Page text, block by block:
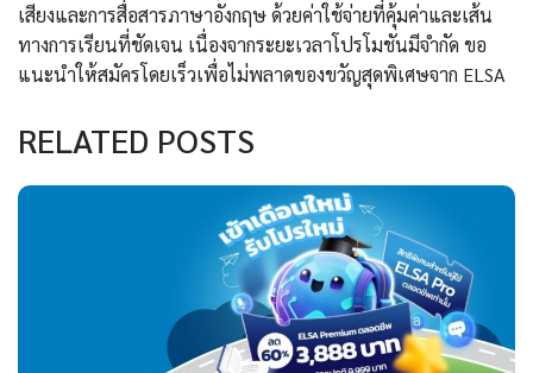
เสียงและการสื่อสารภาษาอังกฤษ ด้วยค่าใช้จ่ายที่คุ้มค่าและเส้น
ทางการเรียนที่ชัดเจน เนื่องจากระยะเวลาโปรโมชันมีจำกัด ขอ
แนะนำให้สมัครโดยเร็วเพื่อไม่พลาดของขวัญสุดพิเศษจาก ELSA
RELATED POSTS